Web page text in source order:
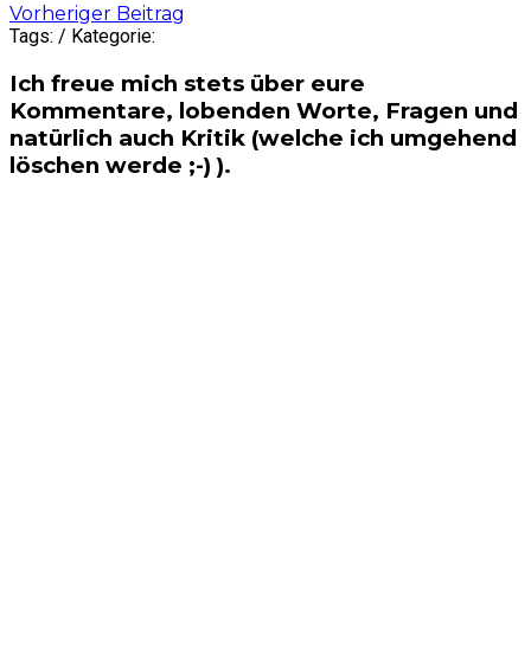
Post
navigation
Vorheriger Beitrag
Tags: / Kategorie:
Ich freue mich stets über eure
Kommentare, lobenden Worte, Fragen und
natürlich auch Kritik (welche ich umgehend
löschen werde ;-) ).